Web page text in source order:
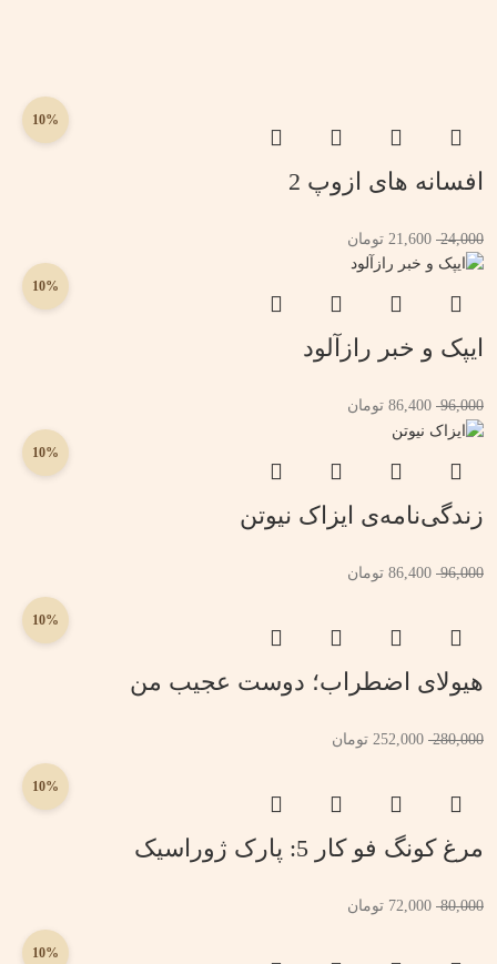
10%
افسانه های ازوپ 2
24,000
21,600 تومان
10%
ایپک و خبر رازآلود
96,000
86,400 تومان
10%
زندگی‌نامه‌ی ایزاک نیوتن
96,000
86,400 تومان
10%
هیولای اضطراب؛ دوست عجیب من
280,000
252,000 تومان
10%
مرغ کونگ فو کار 5: پارک ژوراسیک
80,000
72,000 تومان
10%